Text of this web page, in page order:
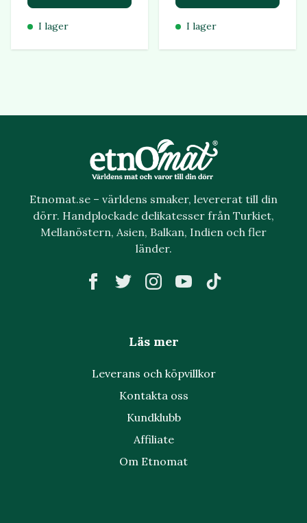
I lager I lager
Etnomat.se – världens smaker, levererat till din
dörr. Handplockade delikatesser från Turkiet,
Mellanöstern, Asien, Balkan, Indien och fler
länder.
Läs mer
Leverans och köpvillkor
Kontakta oss
Kundklubb
Affiliate
Om Etnomat